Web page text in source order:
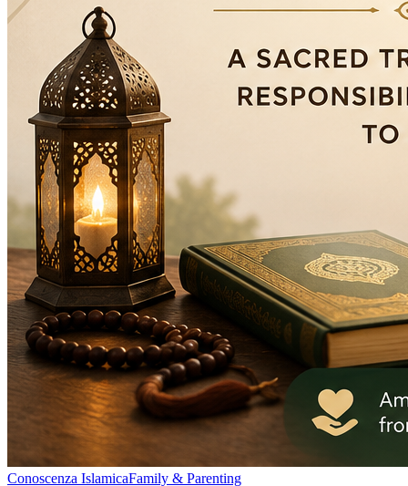
Conoscenza IslamicaFamily & Parenting